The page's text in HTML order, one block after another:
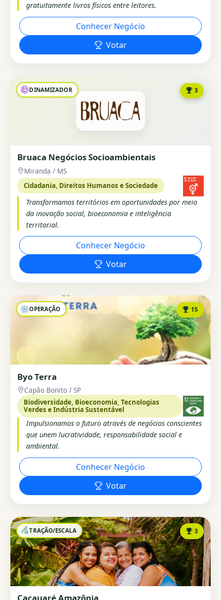
gratuitamente livros físicos entre leitores.
Conhecer Negócio
Votar
DINAMIZADOR 3
Bruaca Negócios Socioambientais
Miranda / MS
Cidadania, Direitos Humanos e Sociedade
Transformamos territórios em oportunidades por meio
da inovação social, bioeconomia e inteligência
territorial.
Conhecer Negócio
Votar
OPERAÇÃO 15
Byo Terra
Capão Bonito / SP
Biodiversidade, Bioeconomia, Tecnologias
Verdes e Indústria Sustentável
Impulsionamos o futuro através de negócios conscientes
que unem lucratividade, responsabilidade social e
ambiental.
Conhecer Negócio
Votar
TRAÇÃO/ESCALA 3